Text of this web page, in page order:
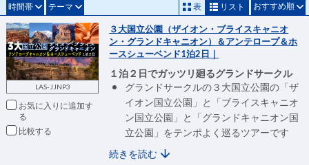
時間帯 テーマ 表 リスト おすすめ順
LAS-JJNP3
お気に入りに追加
比較
３大国立公園（ザイオン・ブライスキャニオ
ン・グランドキャニオン）＆アンテロープ＆ホ
ースシューベンド1泊2日｜
１泊２日でガッツリ廻るグランドサークル
グランドサークルの３大国立公園の「ザ
イオン国立公園」と「ブライスキャニオ
ン国立公園」と「グランドキャニオン国
立公園」をテンポよく巡るツアーです
続きを読む